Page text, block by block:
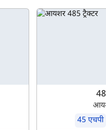
45 एचपी